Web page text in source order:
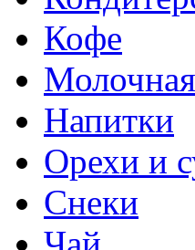
Кофе
Напитки
Орехи и
Снеки